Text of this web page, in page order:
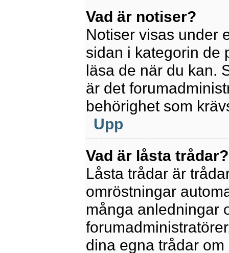
Vad är notiser?
Notiser visas under
sidan i kategorin de
läsa de när du kan.
är det
behörighet som
Upp
Vad är låsta trådar?
Låsta trådar är
omröstningar
många anledningar
dina egna trådar